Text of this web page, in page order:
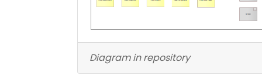
Diagram in repository